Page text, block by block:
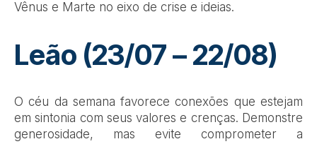
Vênus e Marte no eixo de crise e ideias.
Leão (23/07 – 22/08)
O céu da semana favorece conexões que estejam
em sintonia com seus valores e crenças. Demonstre
generosidade, mas evite comprometer a